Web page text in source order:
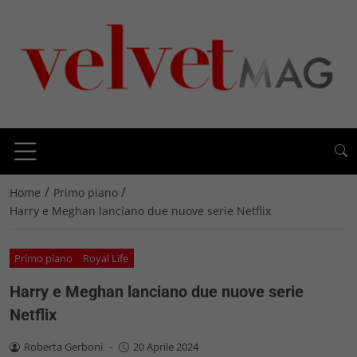
Home / Primo piano /
Harry e Meghan lanciano due nuove serie Netflix
Primo piano Royal Life
Harry e Meghan lanciano due nuove serie
Netflix
Roberta Gerboni - 20 Aprile 2024